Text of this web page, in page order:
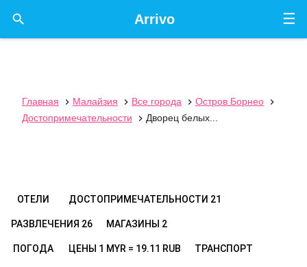
☰
Arrivo

Главная  Малайзия  Все города  Остров Борнео

Достопримечательности
 Дворец белых...
ОТЕЛИ ДОСТОПРИМЕЧАТЕЛЬНОСТИ 21
РАЗВЛЕЧЕНИЯ 26 МАГАЗИНЫ 2
ПОГОДА ЦЕНЫ 1 MYR = 19.11 RUB ТРАНСПОРТ